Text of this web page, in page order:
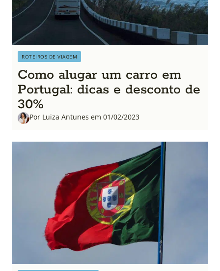
ROTEIROS DE VIAGEM
Como alugar um carro em
Portugal: dicas e desconto de
30%
Por Luiza Antunes em 01/02/2023